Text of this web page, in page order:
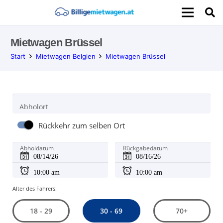
Mietwagen Brüssel
Start Mietwagen Belgien Mietwagen Brüssel
Abholort
Rückkehr zum selben Ort
Abholdatum Rückgabedatum
Alter des Fahrers:
18 - 29 30 - 69 70+